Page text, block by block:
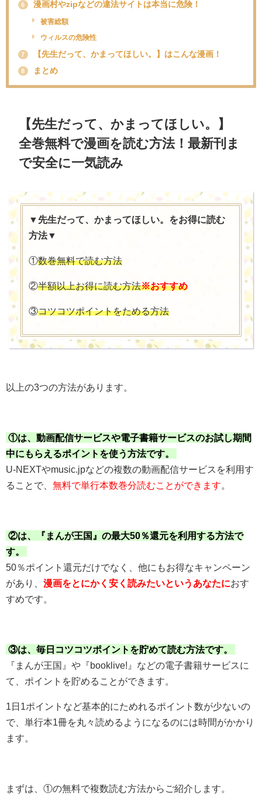
6 漫画村やzipなどの違法サイトは本当に危険！
被害総額
ウィルスの危険性
7 【先生だって、かまってほしい。】はこんな漫画！
8 まとめ
【先生だって、かまってほしい。】
全巻無料で漫画を読む方法！最新刊ま
で安全に一気読み
▼先生だって、かまってほしい。をお得に読む
方法▼
①数巻無料で読む方法
②半額以上お得に読む方法※おすすめ
③コツコツポイントをためる方法
以上の3つの方法があります。
①は、動画配信サービスや電子書籍サービスのお試し期間
中にもらえるポイントを使う方法です。
U-NEXTやmusic.jpなどの複数の動画配信サービスを利用す
ることで、 無料で単行本数巻分読むことができます
②は、『まんが王国』の最大50％還元を利用する方法で
す。
50％ポイント還元だけでなく、他にもお得なキャンペーン
があり、 漫画をとにかく安く読みたいというあなたにおす
すめです。
③は、毎日コツコツポイントを貯めて読む方法です。
『まんが王国』や『booklive!』などの電子書籍サービスに
て、ポイントを貯めることができます。
1日1ポイントなど基本的にためれるポイント数が少ないの
で、単行本1冊を丸々読めるようになるのには時間がかかり
ます。
まずは、①の無料で複数読む方法からご紹介します。